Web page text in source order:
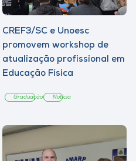
CREF3/SC e Unoesc
promovem workshop de
atualização profissional em
Educação Física
Graduação Notícia